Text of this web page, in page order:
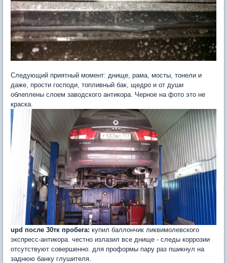
Следующий приятный момент: днище, рама, мосты, тонели и
даже, прости господи, топливный бак, щедро и от души
облеплены слоем заводского антикора. Черное на фото это не
краска.
upd после 30тк пробега: купил баллончик ликвимолевского
экспресс-антикора. честно излазил все днище - следы коррозии
отсутствуют совершенно. для проформы пару раз пшикнул на
заднюю банку глушителя.